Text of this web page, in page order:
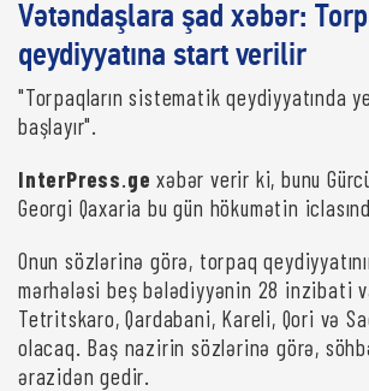
Vətəndaşlara şad xəbər:
qeydiyyatına start verilir
"Torpaqların sistematik qeydiyyatında
başlayır".
InterPress.ge xəbər verir ki, bunu
Georgi Qaxaria bu gün hökumətin
Onun sözlərinə görə, torpaq
mərhələsi beş bələdiyyənin 28 inzibati
Tetritskaro, Qardabani, Kareli, Qori və
olacaq. Baş nazirin sözlərinə görə,
ərazidən gedir.